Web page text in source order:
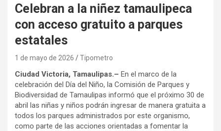
Celebran a la niñez tamaulipeca
con acceso gratuito a parques
estatales
1 de mayo de 2026 Tipometro
Ciudad Victoria, Tamaulipas.– En el marco de la
celebración del Día del Niño, la Comisión de Parques y
Biodiversidad de Tamaulipas informó que el próximo 30 de
abril las niñas y niños podrán ingresar de manera gratuita a
todos los parques administrados por este organismo,
como parte de las acciones orientadas a fomentar la